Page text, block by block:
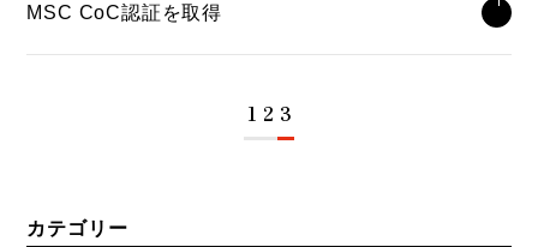
MSC CoC認証を取得
1 2 3
カテゴリー